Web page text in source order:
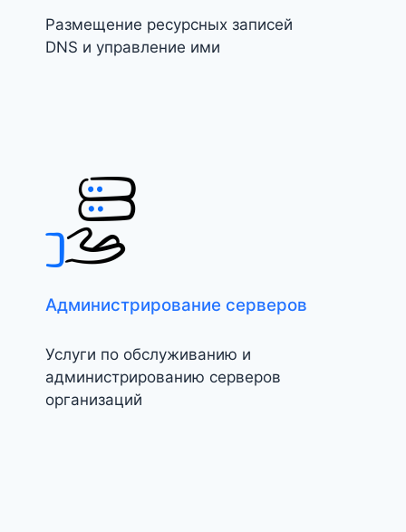
Размещение ресурсных записей
DNS и управление ими
Администрирование серверов
Услуги по обслуживанию и
администрированию серверов
организаций